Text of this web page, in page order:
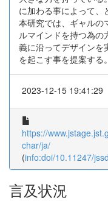
に加わる事によって、
本研究では、ギャルの
ルマインドを持つ為の
義に沿ってデザインを
を起こす事を提案する。
2023-12-15 19:41:29
https://
char/ja/
(info:doi/10.11247/
言及状況